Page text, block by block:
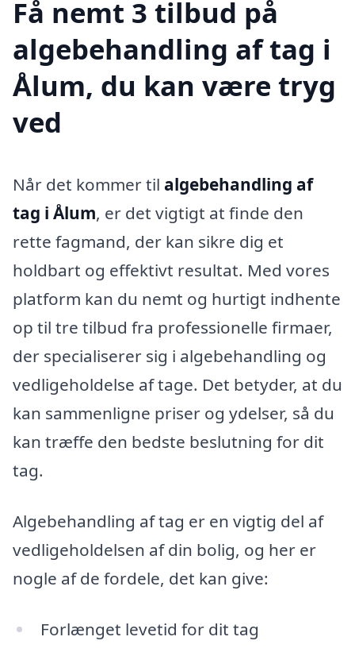
Få nemt 3 tilbud på
algebehandling af tag i
Ålum, du kan være tryg
ved
Når det kommer til algebehandling af
tag i Ålum, er det vigtigt at finde den
rette fagmand, der kan sikre dig et
holdbart og effektivt resultat. Med vores
platform kan du nemt og hurtigt indhente
op til tre tilbud fra professionelle firmaer,
der specialiserer sig i algebehandling og
vedligeholdelse af tage. Det betyder, at du
kan sammenligne priser og ydelser, så du
kan træffe den bedste beslutning for dit
tag.
Algebehandling af tag er en vigtig del af
vedligeholdelsen af din bolig, og her er
nogle af de fordele, det kan give:
Forlænget levetid for dit tag